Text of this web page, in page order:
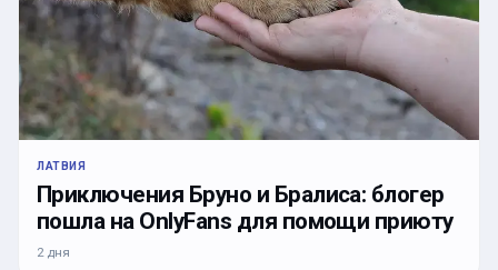
ЛАТВИЯ
Приключения Бруно и Бралиса: блогер
пошла на OnlyFans для помощи приюту
2 дня